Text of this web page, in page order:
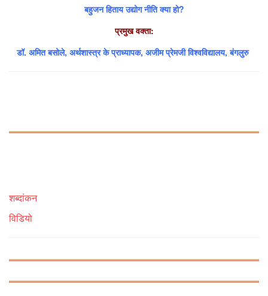
बहुजन हिताय उद्योग नीति क्या हो?
प्रमुख वक्ता:
डॉ. अमित बसोले, अर्थशास्त्र के प्राध्यापक, अजीम प्रेमजी विश्वविद्यालय, बंगलुरु
शब्दांकन
विडियो